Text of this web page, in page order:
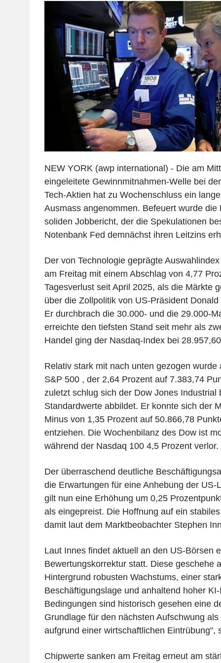
NEW YORK (awp international) - Die am
eingeleitete Gewinnmitnahmen-Welle bei
Tech-Aktien hat zu Wochenschluss ein
Ausmass angenommen. Befeuert wurde die
soliden Jobbericht, der die Spekulationen
Notenbank Fed demnächst ihren Leitzins
Der von Technologie geprägte
am Freitag mit einem Abschlag von 4,77
Tagesverlust seit April 2025, als die Märkte
über die Zollpolitik von US-Präsident
Er durchbrach die 30.000- und die 29.000-
erreichte den tiefsten Stand seit mehr als
Handel ging der Nasdaq-Index bei
Relativ stark mit nach unten gezogen wurde
S&P 500 , der 2,64 Prozent auf 7.383,74
zuletzt schlug sich der Dow Jones Industrial
Standardwerte abbildet. Er konnte sich der
Minus von 1,35 Prozent auf 50.866,78
entziehen. Die Wochenbilanz des Dow ist
während der Nasdaq 100 4,5 Prozent verlor.
Der überraschend deutliche
die Erwartungen für eine Anhebung der US-
gilt nun eine Erhöhung um 0,25
als eingepreist. Die Hoffnung auf ein
damit laut dem Marktbeobachter Stephen
Laut Innes findet aktuell an den US-Börsen
Bewertungskorrektur statt. Diese geschehe
Hintergrund robusten Wachstums, einer
Beschäftigungslage und anhaltend hoher
Bedingungen sind historisch gesehen eine
Grundlage für den nächsten Aufschwung
aufgrund einer wirtschaftlichen Eintrübung",
Chipwerte sanken am Freitag erneut am